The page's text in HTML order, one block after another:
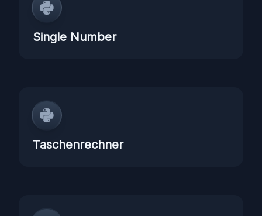
Single Number
Taschenrechner